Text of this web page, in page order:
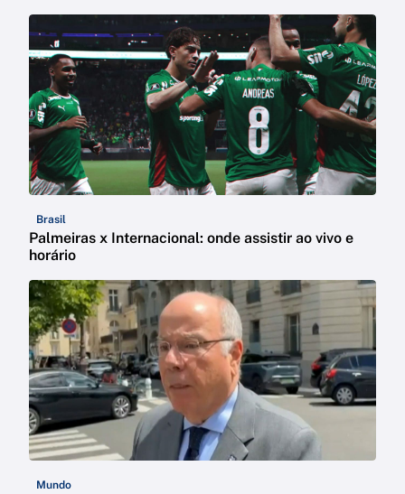
Brasil
Palmeiras x Internacional: onde assistir ao vivo e
horário
Mundo